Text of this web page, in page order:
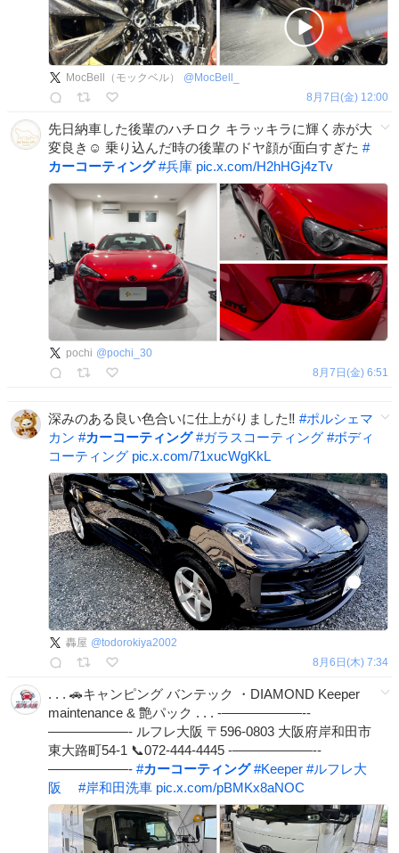
MocBell（モックベル） @ MocBell_
8月7日(金) 12:00
先日納車した後輩のハチロク キラッキラに輝く赤が大
変良き☺️ 乗り込んだ時の後輩のドヤ顔が面白すぎた #
カーコーティング #兵庫 pic.x.com/H2hHGj4zTv
pochi @pochi_30
8月7日(金) 6:51
深みのある良い色合いに仕上がりました‼️ #ポルシェマ
カン #カーコーティング #ガラスコーティング #ボディ
コーティング pic.x.com/71xucWgKkL
轟屋 @todorokiya2002
8月6日(木) 7:34
. . . 🚗キャンピング バンテック ・DIAMOND Keeper
maintenance & 艶パック . . . -——————‐-
——————‐ ルフレ大阪 〒596-0803 大阪府岸和田市
東大路町54-1 📞072-444-4445 -——————‐-
——————‐ #カーコーティング #Keeper #ルフレ大
阪
#岸和田洗車 pic.x.com/pBMKx8aNOC